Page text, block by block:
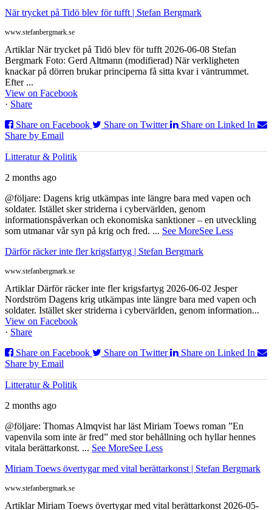
När trycket på Tidö blev för tufft | Stefan Bergmark
www.stefanbergmark.se
Artiklar När trycket på Tidö blev för tufft 2026-06-08 Stefan
Bergmark Foto: Gerd Altmann (modifierad) När verkligheten
knackar på dörren brukar principerna få sitta kvar i väntrummet.
Efter ...
View on Facebook
· Share
Share on Facebook
Share on Twitter
Share on Linked In
Share by Email
Litteratur & Politik
2 months ago
@följare: Dagens krig utkämpas inte längre bara med vapen och
soldater. Istället sker striderna i cybervärlden, genom
informationspåverkan och ekonomiska sanktioner – en utveckling
som utmanar vår syn på krig och fred. ... See MoreSee Less
Därför räcker inte fler krigsfartyg | Stefan Bergmark
www.stefanbergmark.se
Artiklar Därför räcker inte fler krigsfartyg 2026-06-02 Jesper
Nordström Dagens krig utkämpas inte längre bara med vapen och
soldater. Istället sker striderna i cybervärlden, genom information...
View on Facebook
· Share
Share on Facebook
Share on Twitter
Share on Linked In
Share by Email
Litteratur & Politik
2 months ago
@följare: Thomas Almqvist har läst Miriam Toews roman ”En
vapenvila som inte är fred” med stor behållning och hyllar hennes
vitala berättarkonst. ... See MoreSee Less
Miriam Toews övertygar med vital berättarkonst | Stefan Bergmark
www.stefanbergmark.se
Artiklar Miriam Toews övertygar med vital berättarkonst 2026-05-